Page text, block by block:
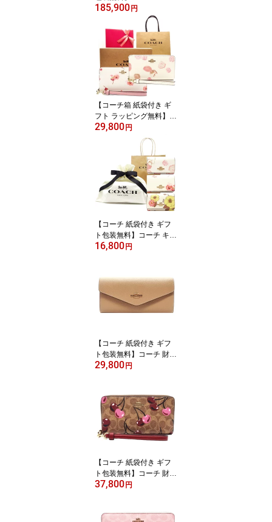
ャネル 財布 マトラッセ
キャビアスキン AP0241
二つ折り長財布 ブラック
【新作・新品・正規品】
シャネル財布 CHANEL
財布【シャネル サイフ】
【ブランド】【楽ギフ_
包装】【02P01Oct16】
185,900 円
【コーチ箱 紙袋付き ギ
フト ラッピング無料】コ
ーチ 財布 COACH 長財
布 フローラルプリント
花柄 アコーディオン長財
布 CR-625 C4455 IMCA
H COACH【新作 新品 限
定モデル】【COACH コ
ーチ】【サイフ さいふ】
【楽ギフ_包装】【コン
す楽】
29,800 円
【コーチ 紙袋付き ギフ
ト包装無料】コーチ キー
ケース フローラルプリン
79 ICI799 IMCAH 【COA
CH コーチ 】【ブランド
キーケース】【新作モデ
ル・新品】【楽ギフ_包
【あす楽】
16,800 円
【コーチ 紙袋付き ギフ
ト包装無料】コーチ 財布
COACH 長財布 クロスグ
OACH【新作 新品 限定
モデル】【COACH コー
チ】【サイフ さいふ】
【楽ギフ_包装】【コン
ビニ受取対応商品】【あ
29,800 円
【コーチ 紙袋付き ギフ
ト包装無料】コーチ 財布
COACH 長財布 シグネチ
ン長財布 CZ-328 IMTAM
37,800 円